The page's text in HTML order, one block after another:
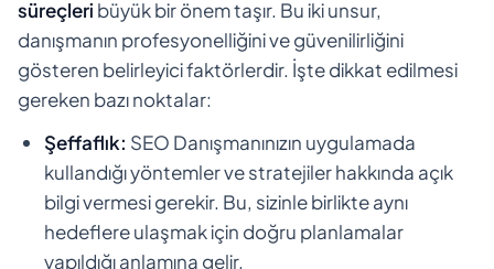
süreçleri büyük bir önem taşır. Bu iki unsur,
danışmanın profesyonelliğini ve güvenilirliğini
gösteren belirleyici faktörlerdir. İşte dikkat edilmesi
gereken bazı noktalar:
Şeffaflık: SEO Danışmanınızın uygulamada
kullandığı yöntemler ve stratejiler hakkında açık
bilgi vermesi gerekir. Bu, sizinle birlikte aynı
hedeflere ulaşmak için doğru planlamalar
yapıldığı anlamına gelir.